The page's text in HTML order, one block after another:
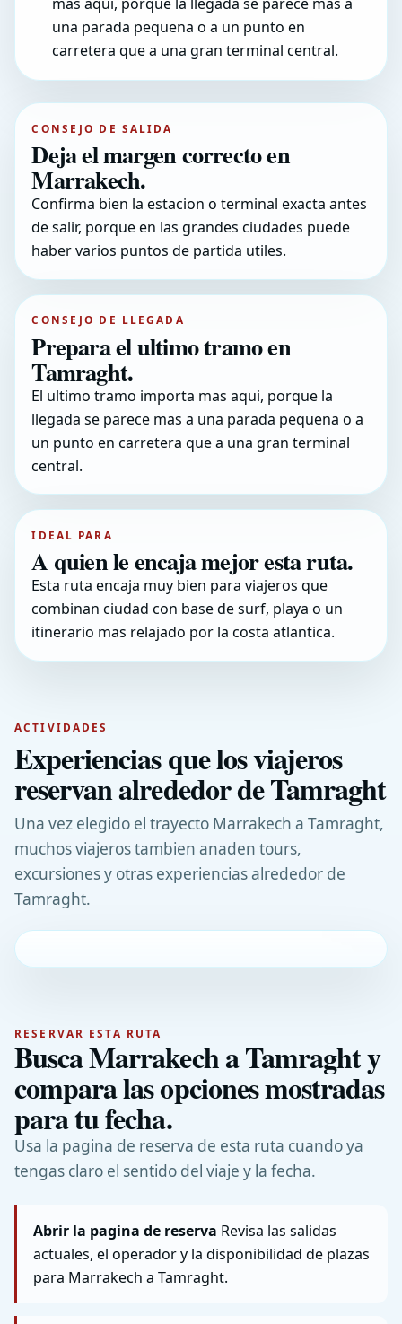
una parada pequena o a un punto en
carretera que a una gran terminal central.
CONSEJO DE SALIDA
Deja el margen correcto en
Marrakech.
Confirma bien la estacion o terminal exacta antes
de salir, porque en las grandes ciudades puede
haber varios puntos de partida utiles.
CONSEJO DE LLEGADA
Prepara el ultimo tramo en
Tamraght.
El ultimo tramo importa mas aqui, porque la
llegada se parece mas a una parada pequena o a
un punto en carretera que a una gran terminal
central.
IDEAL PARA
A quien le encaja mejor esta ruta.
Esta ruta encaja muy bien para viajeros que
combinan ciudad con base de surf, playa o un
itinerario mas relajado por la costa atlantica.
ACTIVIDADES
Experiencias que los viajeros
reservan alrededor de Tamraght
Una vez elegido el trayecto Marrakech a Tamraght,
muchos viajeros tambien anaden tours,
excursiones y otras experiencias alrededor de
Tamraght.
RESERVAR ESTA RUTA
Busca Marrakech a Tamraght y
compara las opciones mostradas
para tu fecha.
Usa la pagina de reserva de esta ruta cuando ya
tengas claro el sentido del viaje y la fecha.
Abrir la pagina de reserva Revisa las salidas
actuales, el operador y la disponibilidad de plazas
para Marrakech a Tamraght.